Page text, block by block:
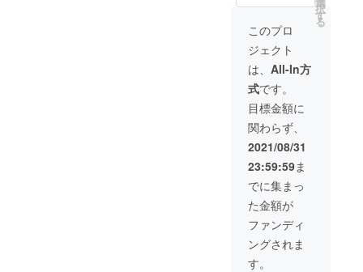
ンタイ
ムでご
覧いた
だけな
い場合
は、後
日、編
集した
動画を
クラウ
ドにて
アップ
し、各
自でダ
ウン
ロード
いただ
く方法
地とオ
ンライ
ンで繋
ぎ、様
子をご
覧いた
だきま
す
（2021
年10月
上旬の
予
定）。
ご都合
により
オンタ
イムで
ご覧い
ただけ
択
す
る
このプロ
ジェクト
は、 All-In方
式です。
目標金額に
関わらず、
2021/08/31
23:59:59ま
でに集まっ
た金額が
ファンディ
ングされま
す。